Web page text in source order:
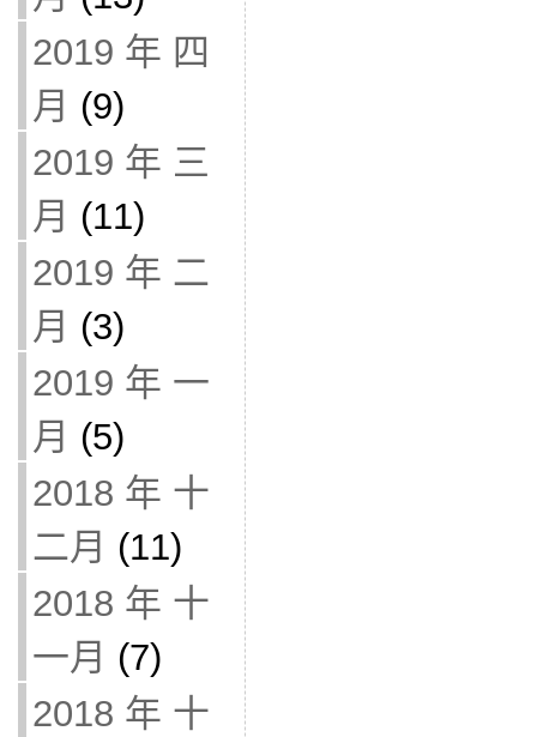
2019 年 四
月 (9)
2019 年 三
月 (11)
2019 年 二
月 (3)
2019 年 一
月 (5)
2018 年 十
二月 (11)
2018 年 十
一月 (7)
2018 年 十